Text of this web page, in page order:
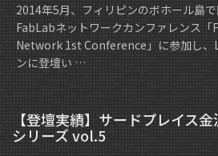
2014年5月、フィリピンのボホール島
FabLabネットワークカンファレンス「
Network 1st Conference」に参加し
ンに登壇い …
【登壇実績】サードプレイス
シリーズ vol.5